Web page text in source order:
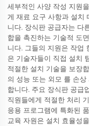
세부적인 사양 작성 지원
게 재료 요구 사항과 설치
니다. 장식판 공급자는 다
합을 촉진하는 기술적 도
니다. 그들의 지원은 작업
은 기술자들이 직접 설치
적절한 설치 기술을 보장
의 성능 또는 외모 를 손
합니다. 주요 장식판 공급
직원들에게 적절한 처리
응용 프로그램에 특화된
교육 자원은 설치 효율성